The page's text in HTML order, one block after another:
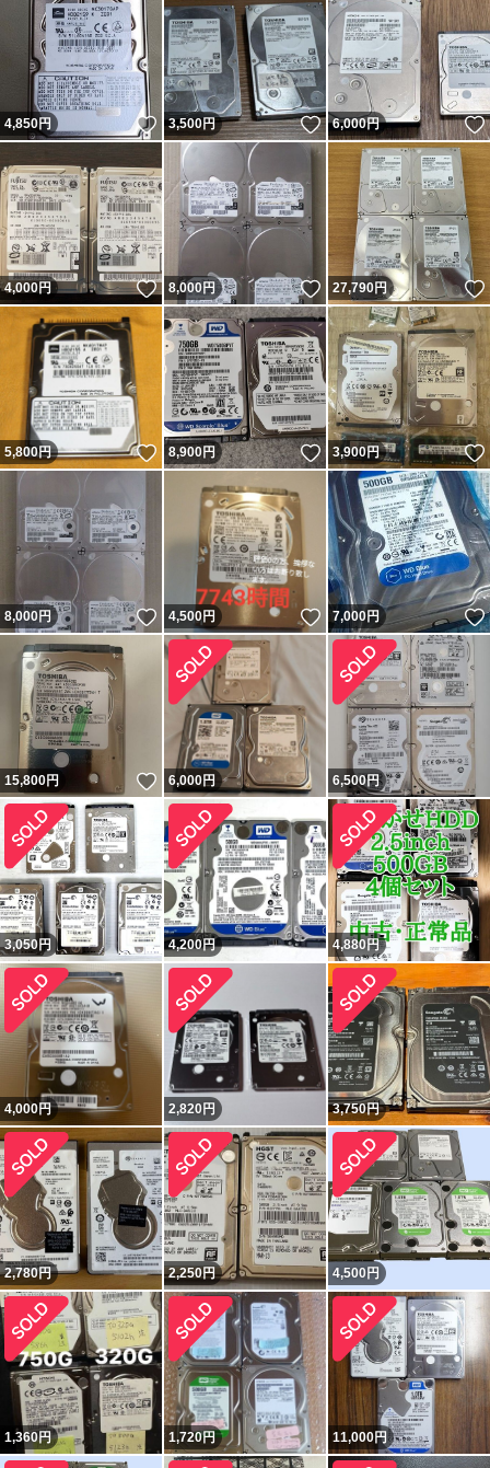
4,850円 いいね！
3,500円 いいね！
6,000円
4,000円 いいね！
8,000円 いいね！
27,790円
5,800円 いいね！
8,900円 いいね！
3,900円
8,000円 いいね！
4,500円 いいね！
7,000円
15,800円 いいね！
6,000円 6,500円
3,050円 4,200円 4,880円
4,000円 2,820円 3,750円
2,780円 2,250円 4,500円
1,360円 1,720円 11,000円